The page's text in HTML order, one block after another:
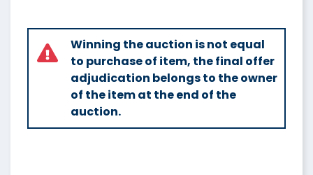
Winning the auction is not equal
to purchase of item, the final offer
adjudication belongs to the owner
of the item at the end of the
auction.